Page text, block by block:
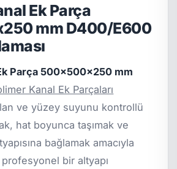
Ek Parça
mm D400/E600
Parça 500x500x250 mm
Kanal Ek Parçaları
ve yüzey suyunu kontrollü
hat boyunca taşımak ve
bağlamak amacıyla
bir altyapı